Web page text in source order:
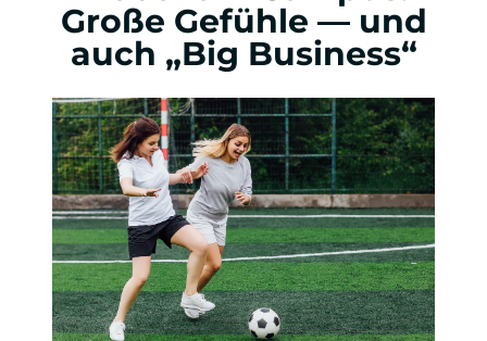
Große Gefühle — und
auch „Big Business“